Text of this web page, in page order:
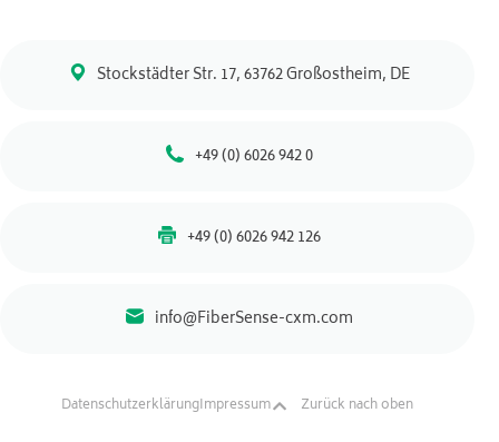
Stockstädter Str. 17, 63762 Großostheim, DE
+49 (0) 6026 942 0
+49 (0) 6026 942 126
info@FiberSense-cxm.com
DatenschutzerklärungImpressum Zurück nach oben